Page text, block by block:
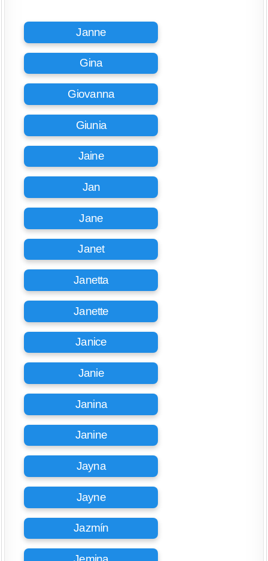
Janne
Gina
Giovanna
Giunia
Jaine
Jan
Jane
Janet
Janetta
Janette
Janice
Janie
Janina
Janine
Jayna
Jayne
Jazmín